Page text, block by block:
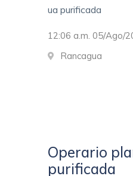
ua purificada
12:06 a.m. 05/Ago/
Rancagua
Operario
purificada